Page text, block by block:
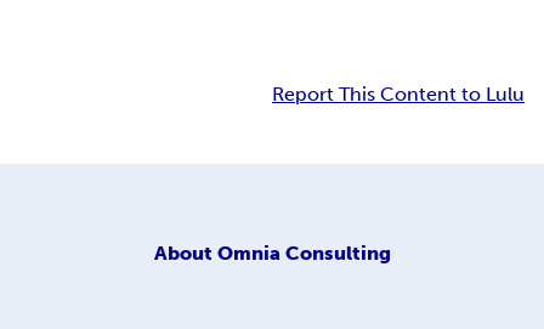
Report This Content to Lulu
About Omnia Consulting